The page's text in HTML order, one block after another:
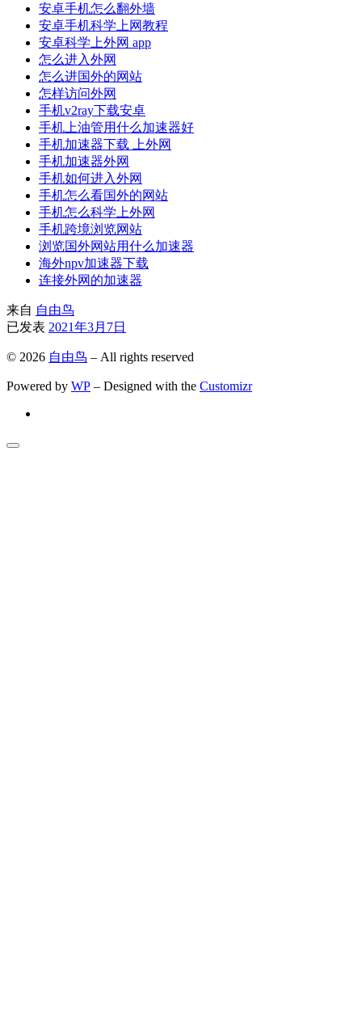
安卓手机怎么翻外墙
安卓手机科学上网教程
安卓科学上外网 app
怎么进入外网
怎么进国外的网站
怎样访问外网
手机v2ray下载安卓
手机上油管用什么加速器好
手机加速器下载 上外网
手机加速器外网
手机如何进入外网
手机怎么看国外的网站
手机怎么科学上外网
手机跨境浏览网站
浏览国外网站用什么加速器
海外npv加速器下载
连接外网的加速器
来自 自由鸟
已发表 2021年3月7日
© 2026 自由鸟 – All rights reserved
Powered by WP – Designed with the Customizr